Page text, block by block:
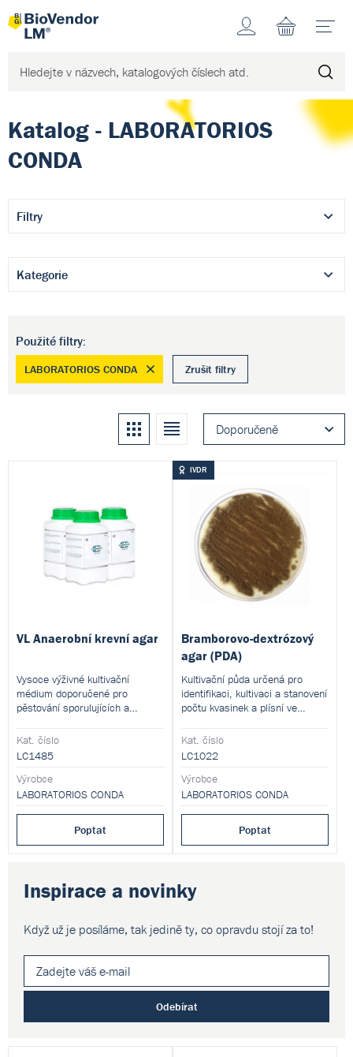
Účet
Katalog - LABORATORIOS
CONDA
Filtry
Kategorie
Použité filtry:
LABORATORIOS CONDA Zrušit filtry
Doporučeně
Kachle Seznam
Inspirace a novinky
Když už je posíláme, tak jedině ty, co opravdu stojí za to!
Odebírat
VL Anaerobní krevní agar
Vysoce výživné kultivační
médium doporučené pro
pěstování sporulujících a
mikroorganismů. Tento produkt
je dodáván v dehydratované
formě a je určen pro přípravu
hotových kultivačních médií.
Kat. číslo
LC1485
Výrobce
LABORATORIOS CONDA
Poptat
IVDR
Bramborovo-dextrózový
agar (PDA)
Kultivační půda určená pro
identifikaci, kultivaci a stanovení
počtu kvasinek a plísní ve
Produkt je dodáván v
dehydratované formě a je určen
pro přípravu hotových
kultivačních médií.
Kat. číslo
LC1022
Výrobce
LABORATORIOS CONDA
Poptat